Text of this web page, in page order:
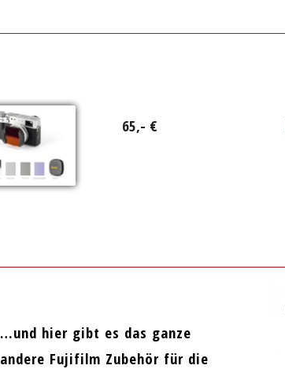
65,- €
…und hier gibt es das ganze
andere Fujifilm Zubehör für die